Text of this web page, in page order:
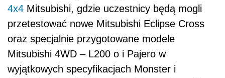
4x4 Mitsubishi, gdzie uczestnicy będą mogli
przetestować nowe Mitsubishi Eclipse Cross
oraz specjalnie przygotowane modele
Mitsubishi 4WD – L200 o i Pajero w
wyjątkowych specyfikacjach Monster i